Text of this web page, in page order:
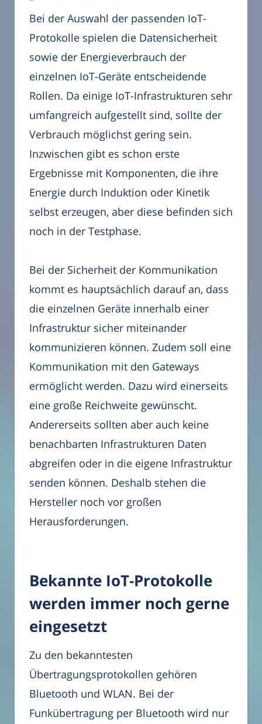
Bei der Auswahl der passenden IoT-
Protokolle spielen die Datensicherheit
sowie der Energieverbrauch der
einzelnen IoT-Geräte entscheidende
Rollen. Da einige IoT-Infrastrukturen sehr
umfangreich aufgestellt sind, sollte der
Verbrauch möglichst gering sein.
Inzwischen gibt es schon erste
Ergebnisse mit Komponenten, die ihre
Energie durch Induktion oder Kinetik
selbst erzeugen, aber diese befinden sich
noch in der Testphase.
Bei der Sicherheit der Kommunikation
kommt es hauptsächlich darauf an, dass
die einzelnen Geräte innerhalb einer
Infrastruktur sicher miteinander
kommunizieren können. Zudem soll eine
Kommunikation mit den Gateways
ermöglicht werden. Dazu wird einerseits
eine große Reichweite gewünscht.
Andererseits sollten aber auch keine
benachbarten Infrastrukturen Daten
abgreifen oder in die eigene Infrastruktur
senden können. Deshalb stehen die
Hersteller noch vor großen
Herausforderungen.
Bekannte IoT-Protokolle
werden immer noch gerne
eingesetzt
Zu den bekanntesten
Übertragungsprotokollen gehören
Bluetooth und WLAN. Bei der
Funkübertragung per Bluetooth wird nur